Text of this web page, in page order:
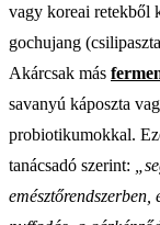
vagy koreai retekből
gochujang
Akárcsak más
savanyú káposzta
probiotikumokkal.
tanácsadó szerint: